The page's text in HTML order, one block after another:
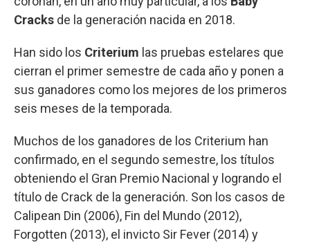
Cracks de la generación nacida en 2018.
Han sido los Criterium las pruebas estelares que
cierran el primer semestre de cada año y ponen a
sus ganadores como los mejores de los primeros
seis meses de la temporada.
Muchos de los ganadores de los Criterium han
confirmado, en el segundo semestre, los títulos
obteniendo el Gran Premio Nacional y logrando el
título de Crack de la generación. Son los casos de
Calipean Din (2006), Fin del Mundo (2012),
Forgotten (2013), el invicto Sir Fever (2014) y